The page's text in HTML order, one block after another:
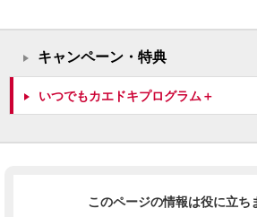
キャンペーン・特典
いつでもカエドキプログラム＋
このページの情報は役に立ち